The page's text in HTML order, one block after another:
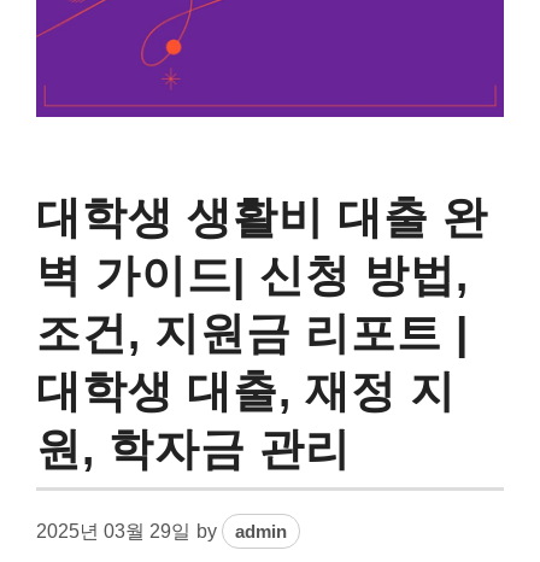
대학생 생활비 대출 완
벽 가이드| 신청 방법,
조건, 지원금 리포트 |
대학생 대출, 재정 지
원, 학자금 관리
2025년 03월 29일 by admin